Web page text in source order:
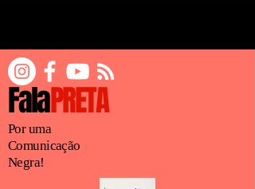
FalaPRETA
Por uma
Comunicação
Negra!